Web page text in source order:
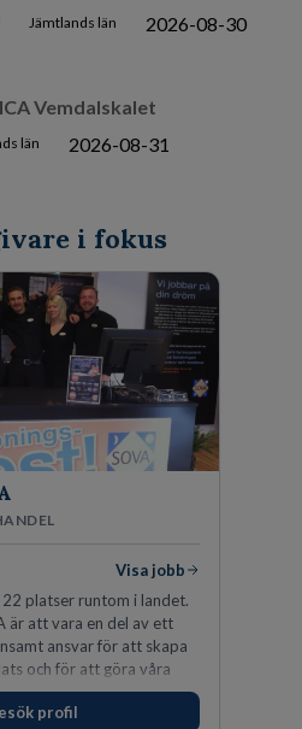
Jämtlands län 2026-08-30
Vemdalskalet
län 2026-08-31
i fokus
Visa jobb
22 platser runtom i landet.
är att vara en del av ett
ansvar för att skapa
och för att göra våra
hos oss
öppenhet,
profil